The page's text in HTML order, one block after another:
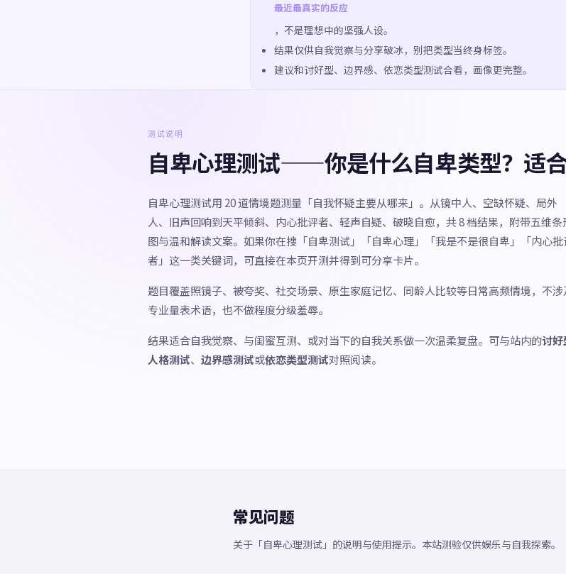
最近最真实的反应
，不是理想中的坚强人设。
结果仅供自我觉察与分享破冰，别把类型当终身标签。
建议和讨好型、边界感、依恋类型测试合看，画像更完整。
测试说明
自卑心理测试——你是什么自卑类型？适合
自卑心理测试用 20 道情境题测量「自我怀疑主要从哪来」。从镜中人、空缺怀疑、局外
人、旧声回响到天平倾斜、内心批评者、轻声自疑、破晓自愈，共 8 档结果，附带五维条
图与温和解读文案。如果你在搜「自卑测试」「自卑心理」「我是不是很自卑」「内心批
者」这一类关键词，可直接在本页开测并得到可分享卡片。
题目覆盖照镜子、被夸奖、社交场景、原生家庭记忆、同龄人比较等日常高频情境，不涉
专业量表术语，也不做程度分级羞辱。
结果适合自我觉察、与闺蜜互测、或对当下的自我关系做一次温柔复盘。可与站内的讨好
人格测试、 边界感测试或依恋类型测试对照阅读。
常见问题
关于「自卑心理测试」的说明与使用提示。本站测验仅供娱乐与自我探索。